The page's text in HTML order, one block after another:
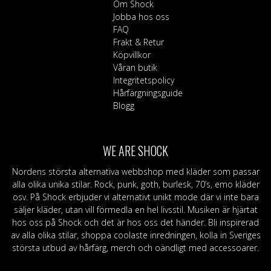
väljas
på
produktsidan
Om Shock
Jobba hos oss
FAQ
Frakt & Retur
Köpvillkor
Våran butik
Integritetspolicy
Hårfärgningsguide
Blogg
WE ARE SHOCK
Nordens största alternativa webbshop med kläder som passar
alla olika unika stilar. Rock, punk, goth, burlesk, 70’s, emo kläder
osv. På Shock erbjuder vi alternativt unikt mode där vi inte bara
säljer kläder, utan vill förmedla en hel livsstil. Musiken är hjärtat
hos oss på Shock och det är hos oss det händer. Bli inspirerad
av alla olika stilar, shoppa coolaste inredningen, kolla in Sveriges
största utbud av hårfärg, merch och oändligt med accessoarer.